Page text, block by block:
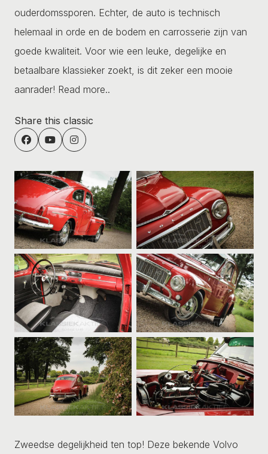
ouderdomssporen. Echter, de auto is technisch
helemaal in orde en de bodem en carrosserie zijn van
goede kwaliteit. Voor wie een leuke, degelijke en
betaalbare klassieker zoekt, is dit zeker een mooie
aanrader! Read more..
Share this classic
Zweedse degelijkheid ten top! Deze bekende Volvo